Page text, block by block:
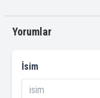
Yorumlar
İsim